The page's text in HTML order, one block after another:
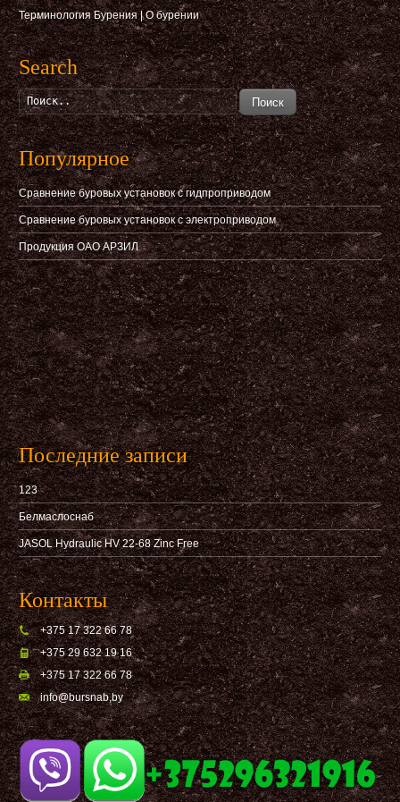
Терминология Бурения|О бурении
Search
Поиск
Популярное
Сравнение буровых установок с гидпроприводом
Сравнение буровых установок с электроприводом
Продукция ОАО АРЗИЛ
Последние записи
123
Белмаслоснаб
JASOL Hydraulic HV 22-68 Zinc Free
Контакты
+375 17 322 66 78
+375 29 632 19 16
+375 17 322 66 78
info@bursnab,by